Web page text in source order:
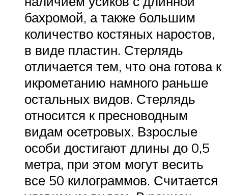
бахромой, а также большим
количество костяных наростов,
в виде пластин. Стерлядь
отличается тем, что она готова к
икрометанию намного раньше
остальных видов. Стерлядь
относится к пресноводным
видам осетровых. Взрослые
особи достигают длины до 0,5
метра, при этом могут весить
все 50 килограммов. Считается